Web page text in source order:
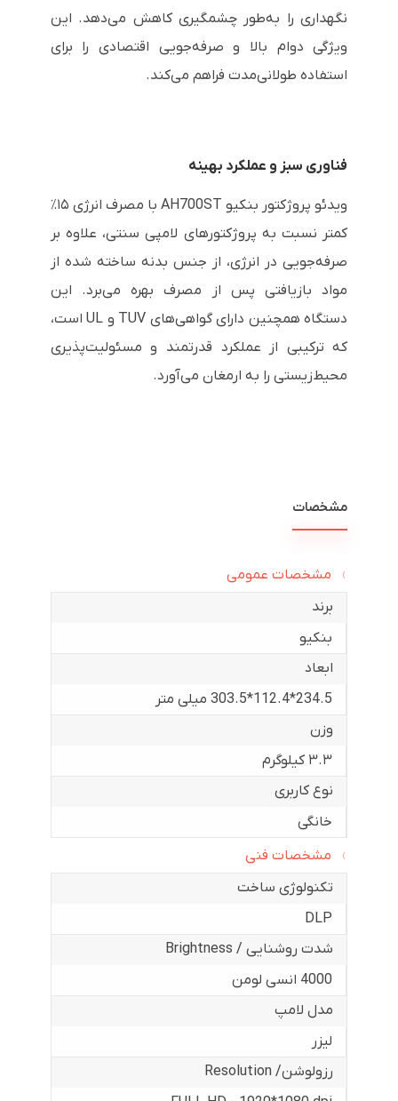
نگهداری را به‌طور چشمگیری کاهش می‌دهد. این
ویژگی دوام بالا و صرفه‌جویی اقتصادی را برای
استفاده طولانی‌مدت فراهم می‌کند.
فناوری سبز و عملکرد بهینه
ویدئو پروژکتور بنکیو AH700ST با مصرف انرژی ۱۵٪
کمتر نسبت به پروژکتورهای لامپی سنتی، علاوه بر
صرفه‌جویی در انرژی، از جنس بدنه ساخته شده از
مواد بازیافتی پس از مصرف بهره می‌برد. این
دستگاه همچنین دارای گواهی‌های TUV و UL است،
که ترکیبی از عملکرد قدرتمند و مسئولیت‌پذیری
محیط‌زیستی را به ارمغان می‌آورد.
مشخصات
مشخصات عمومی
برند
بنکیو
ابعاد
234.5*112.4*303.5 میلی متر
وزن
۳.۳ کیلوگرم
نوع کاربری
خانگی
مشخصات فنی
تکنولوژی ساخت
DLP
شدت روشنایی / Brightness
4000 انسی لومن
مدل لامپ
لیزر
رزولوشن/ Resolution